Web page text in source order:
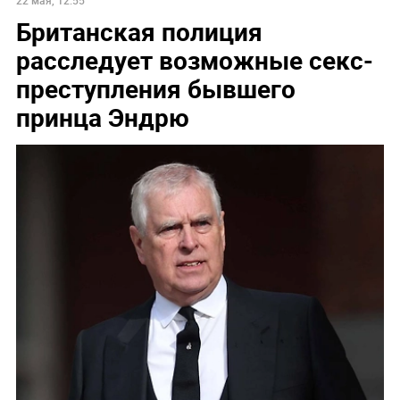
Британская полиция
расследует возможные секс-
преступления бывшего
принца Эндрю